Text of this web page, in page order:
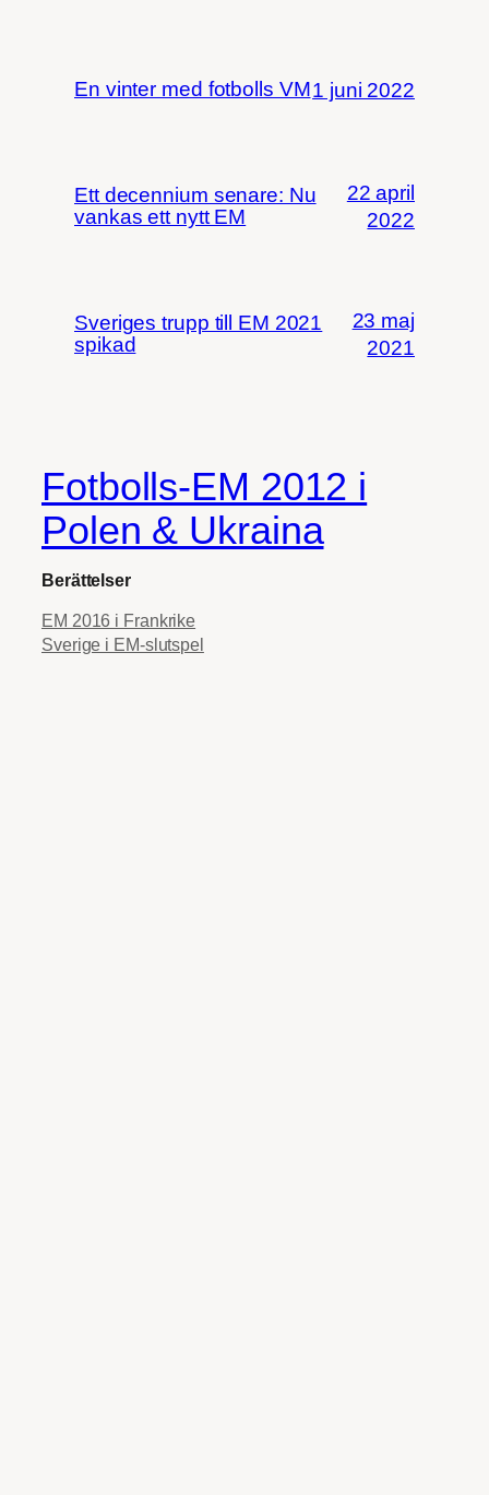
En vinter med fotbolls VM1 juni 2022
Ett decennium senare: Nu
vankas ett nytt EM
22 april
2022
Sveriges trupp till EM 2021
spikad
23 maj
2021
Fotbolls-EM 2012 i
Polen & Ukraina
Berättelser
EM 2016 i Frankrike
Sverige i EM-slutspel